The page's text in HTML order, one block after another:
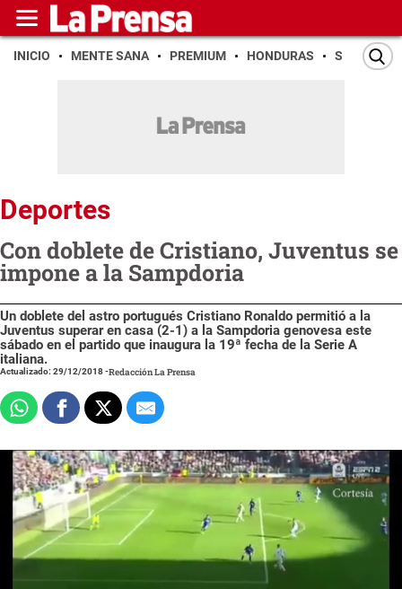
INICIO MENTE SANA PREMIUM HONDURAS SAN PEDRO
Deportes
Con doblete de Cristiano, Juventus se
impone a la Sampdoria
Un doblete del astro portugués Cristiano Ronaldo permitió a la
Juventus superar en casa (2-1) a la Sampdoria genovesa este
sábado en el partido que inaugura la 19ª fecha de la Serie A
italiana.
Actualizado: 29/12/2018-Redacción La Prensa